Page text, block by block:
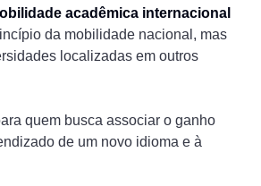
acadêmica internacional
da mobilidade nacional, mas
localizadas em outros
quem busca associar o ganho
de um novo idioma e à